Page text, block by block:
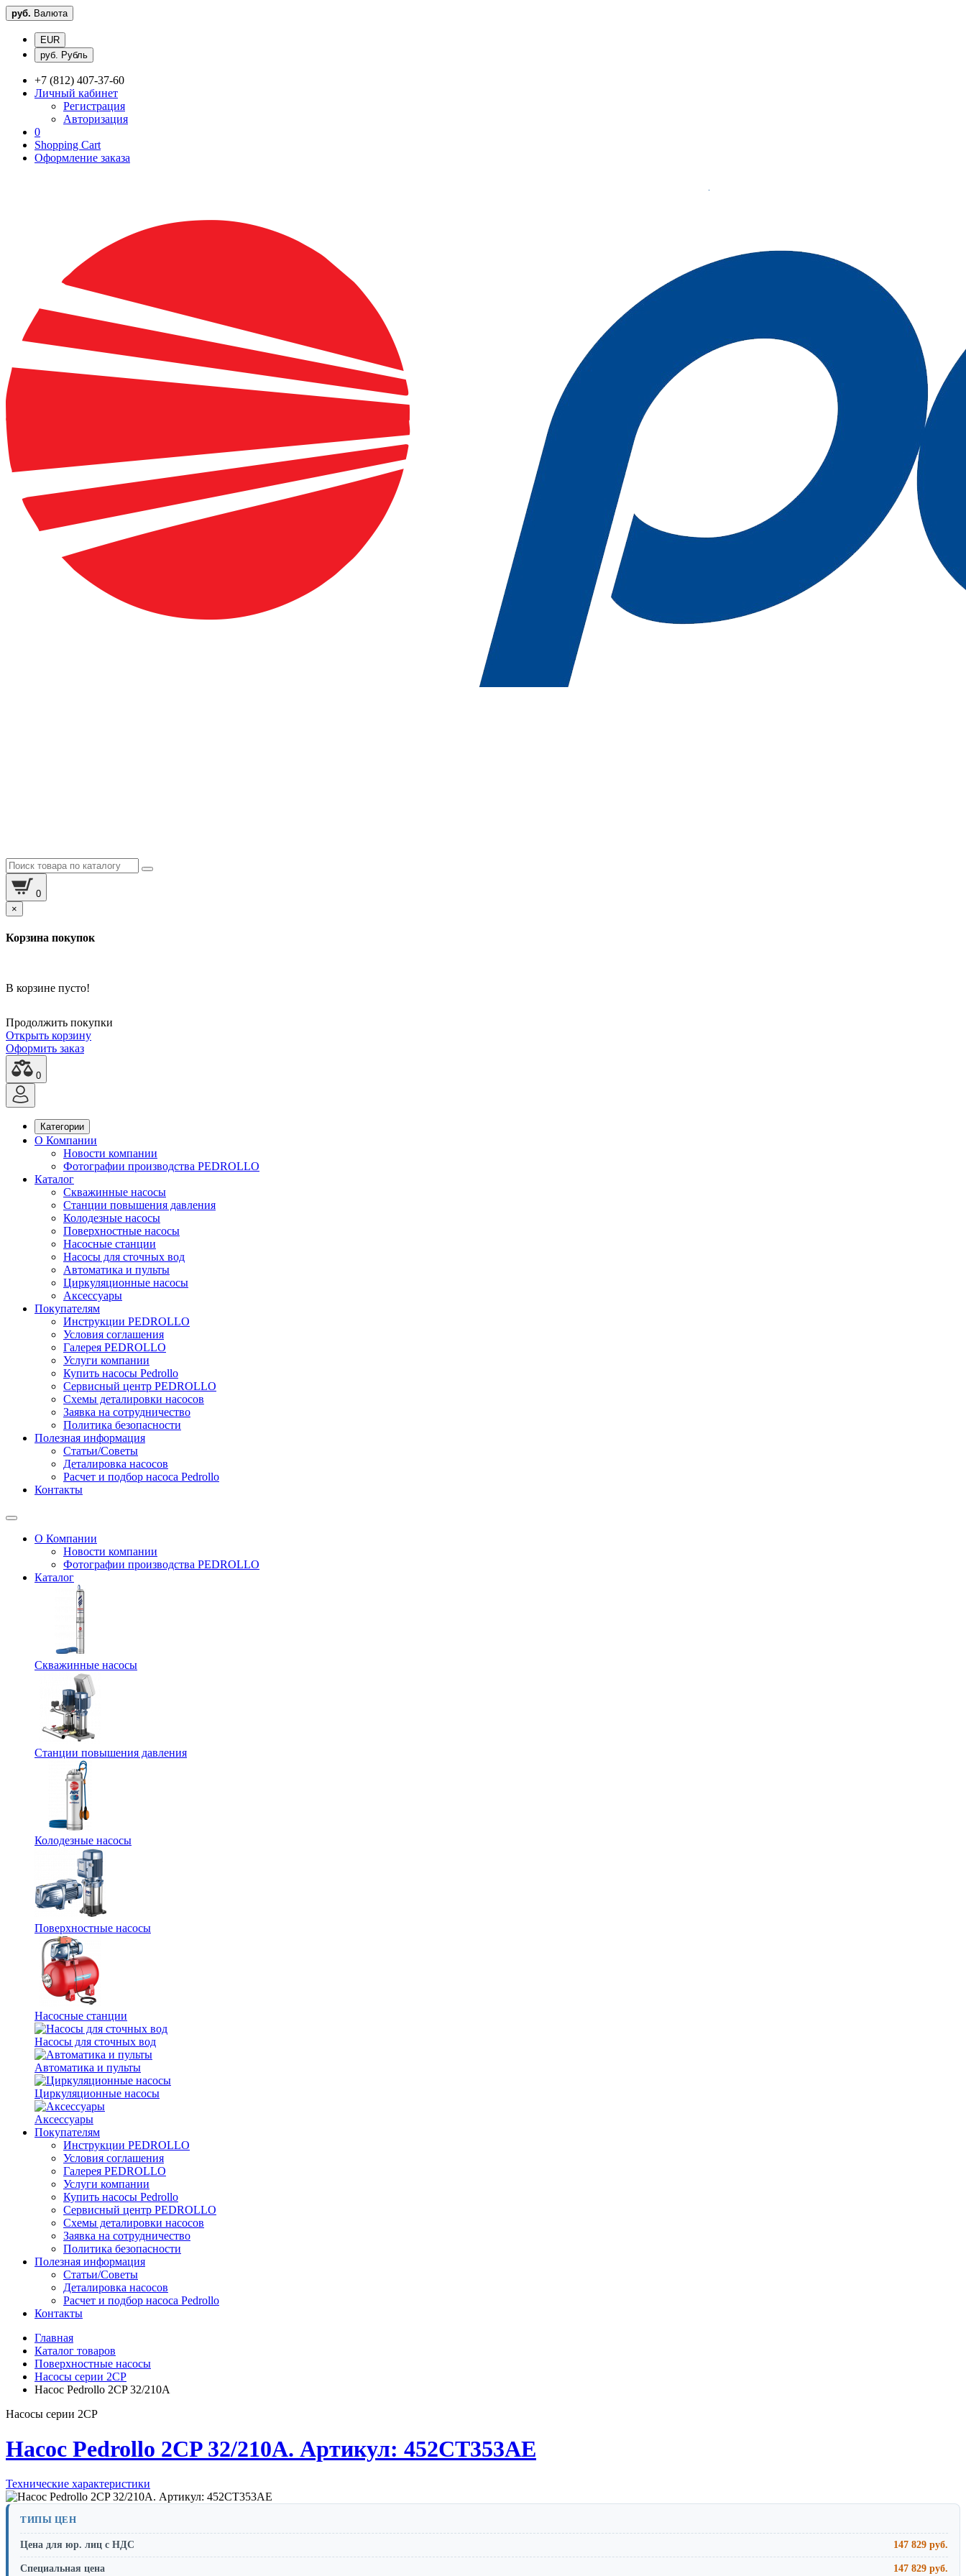
руб. Валюта
EUR
руб. Рубль
+7 (812) 407-37-60
Личный кабинет
Регистрация
Авторизация
0
Shopping Cart
Оформление заказа
0
×
Корзина покупок
В корзине пусто!
Продолжить покупки
Открыть корзину
Оформить заказ
0
Категории
О Компании
Новости компании
Фотографии производства PEDROLLO
Каталог
Скважинные насосы
Станции повышения давления
Колодезные насосы
Поверхностные насосы
Насосные станции
Насосы для сточных вод
Автоматика и пульты
Циркуляционные насосы
Аксессуары
Покупателям
Инструкции PEDROLLO
Условия соглашения
Галерея PEDROLLO
Услуги компании
Купить насосы Pedrollo
Сервисный центр PEDROLLO
Схемы деталировки насосов
Заявка на сотрудничество
Политика безопасности
Полезная информация
Статьи/Советы
Деталировка насосов
Расчет и подбор насоса Pedrollo
Контакты
О Компании
Новости компании
Фотографии производства PEDROLLO
Каталог
Скважинные насосы
Станции повышения давления
Колодезные насосы
Поверхностные насосы
Насосные станции
Насосы для сточных вод
Автоматика и пульты
Циркуляционные насосы
Аксессуары
Покупателям
Инструкции PEDROLLO
Условия соглашения
Галерея PEDROLLO
Услуги компании
Купить насосы Pedrollo
Сервисный центр PEDROLLO
Схемы деталировки насосов
Заявка на сотрудничество
Политика безопасности
Полезная информация
Статьи/Советы
Деталировка насосов
Расчет и подбор насоса Pedrollo
Контакты
Главная
Каталог товаров
Поверхностные насосы
Насосы серии 2CP
Насос Pedrollo 2CP 32/210A
Насосы серии 2CP
Насос Pedrollo 2CP 32/210A. Артикул: 452CT353AE
Технические характеристики
ТИПЫ ЦЕН
Цена для юр. лиц с НДС 147 829 руб.
Специальная цена 147 829 руб.